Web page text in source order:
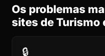
Os problemas
sites de Turismo
🔒